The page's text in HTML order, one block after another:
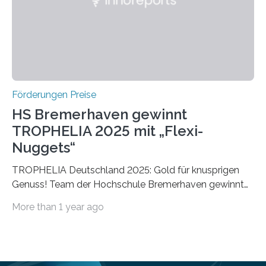
Förderungen Preise
HS Bremerhaven gewinnt
TROPHELIA 2025 mit „Flexi-
Nuggets“
TROPHELIA Deutschland 2025: Gold für knusprigen
Genuss! Team der Hochschule Bremerhaven gewinnt
ECOTROPHELIAMit der Produktidee “Flexi-Nuggets”
More than 1 year ago